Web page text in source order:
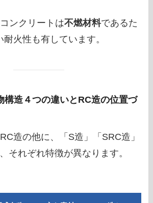
ンクリートは不燃材料であるた
火性も有しています。
構造４つの違いとRC造の位置づ
造の他に、「S造」「SRC造」
それぞれ特徴が異なります。